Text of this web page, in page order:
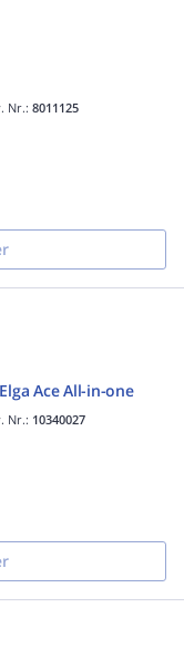
Nr.: 8011125
Ace All-in-one
Nr.: 10340027